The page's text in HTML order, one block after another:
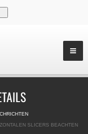
SLICERS BEACHTEN